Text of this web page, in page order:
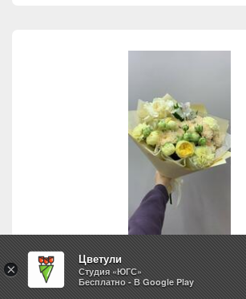
Весенняя симфония
×
Цветули
Студия «ЮГС»
Бесплатно - В Google Play